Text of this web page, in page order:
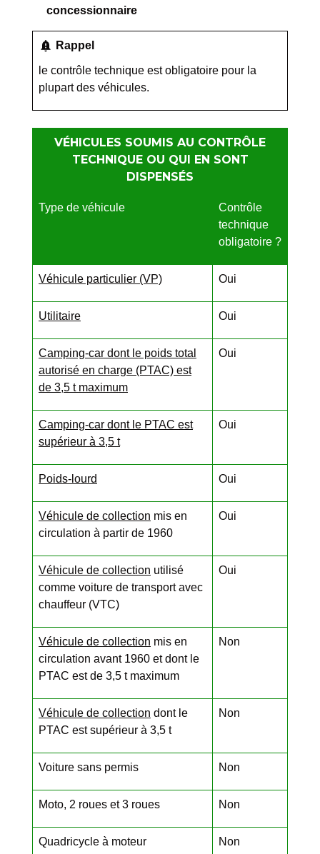
concessionnaire
notification_important Rappel
le contrôle technique est obligatoire pour la
plupart des véhicules.
VÉHICULES SOUMIS AU CONTRÔLE
TECHNIQUE OU QUI EN SONT
DISPENSÉS
Type de véhicule
Contrôle
technique
obligatoire ?
Véhicule particulier (VP) Oui
Utilitaire Oui
Camping-car dont le poids total
autorisé en charge (PTAC) est
de 3,5 t maximum
Oui
Camping-car dont le PTAC est
supérieur à 3,5 t
Oui
Poids-lourd Oui
Véhicule de collection mis en
circulation à partir de 1960
Oui
Véhicule de collection utilisé
comme voiture de transport avec
chauffeur (VTC)
Oui
Véhicule de collection mis en
circulation avant 1960 et dont le
PTAC est de 3,5 t maximum
Non
Véhicule de collection dont le
PTAC est supérieur à 3,5 t
Non
Voiture sans permis Non
Moto, 2 roues et 3 roues Non
Quadricycle à moteur Non